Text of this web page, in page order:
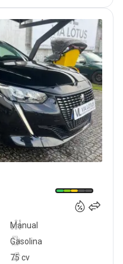
Manual
75 cv
Gasolina